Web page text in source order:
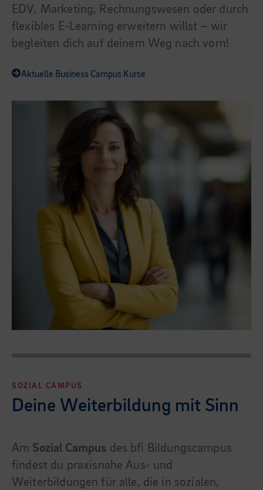
EDV, Marketing, Rechnungswesen oder durch
flexibles E-Learning erweitern willst – wir
begleiten dich auf deinem Weg nach vorn!
Aktuelle Business Campus Kurse
SOZIAL CAMPUS
Deine Weiterbildung mit Sinn
Am Sozial Campus des bfi Bildungscampus
findest du praxisnahe Aus- und
Weiterbildungen für alle, die in sozialen,